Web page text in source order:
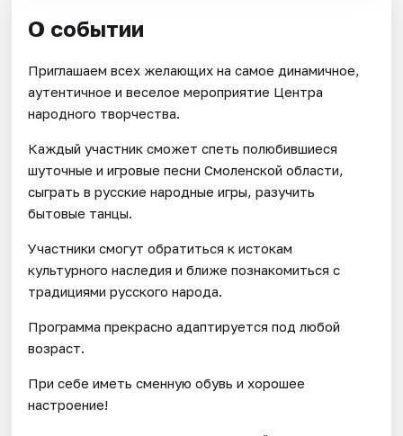
О событии
Приглашаем всех желающих на самое динамичное,
аутентичное и веселое мероприятие Центра
народного творчества.
Каждый участник сможет спеть полюбившиеся
шуточные и игровые песни Смоленской области,
сыграть в русские народные игры, разучить
бытовые танцы.
Участники смогут обратиться к истокам
культурного наследия и ближе познакомиться с
традициями русского народа.
Программа прекрасно адаптируется под любой
возраст.
При себе иметь сменную обувь и хорошее
настроение!